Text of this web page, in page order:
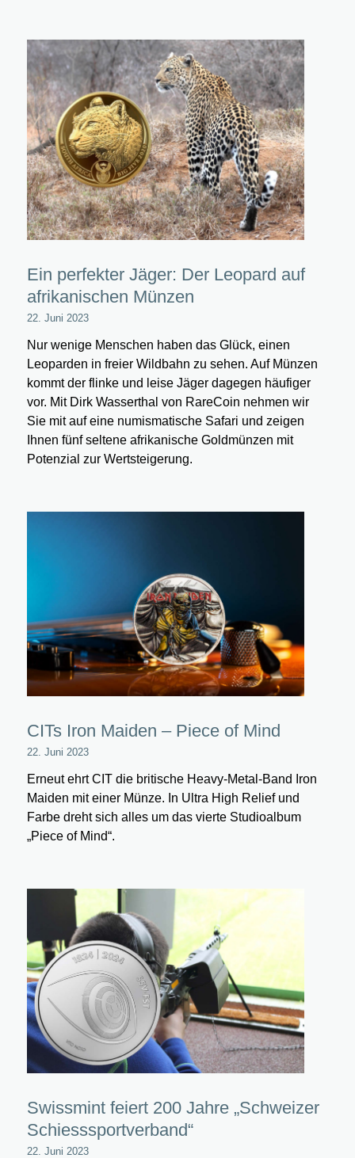
Ein perfekter Jäger: Der Leopard auf
afrikanischen Münzen
22. Juni 2023
Nur wenige Menschen haben das Glück, einen
Leoparden in freier Wildbahn zu sehen. Auf Münzen
kommt der flinke und leise Jäger dagegen häufiger
vor. Mit Dirk Wasserthal von RareCoin nehmen wir
Sie mit auf eine numismatische Safari und zeigen
Ihnen fünf seltene afrikanische Goldmünzen mit
Potenzial zur Wertsteigerung.
CITs Iron Maiden – Piece of Mind
22. Juni 2023
Erneut ehrt CIT die britische Heavy-Metal-Band Iron
Maiden mit einer Münze. In Ultra High Relief und
Farbe dreht sich alles um das vierte Studioalbum
„Piece of Mind“.
Swissmint feiert 200 Jahre „Schweizer
Schiesssportverband“
22. Juni 2023